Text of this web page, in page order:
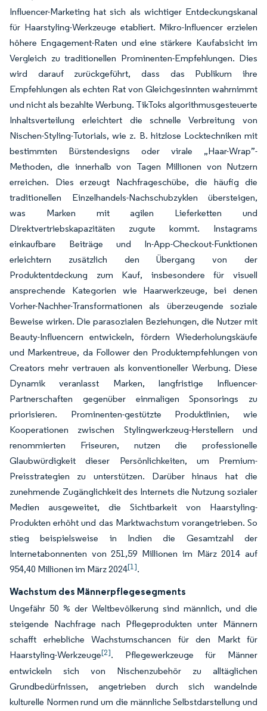
Influencer-Marketing hat sich als wichtiger Entdeckungskanal
für Haarstyling-Werkzeuge etabliert. Mikro-Influencer erzielen
höhere Engagement-Raten und eine stärkere Kaufabsicht im
Vergleich zu traditionellen Prominenten-Empfehlungen. Dies
wird darauf zurückgeführt, dass das Publikum ihre
Empfehlungen als echten Rat von Gleichgesinnten wahrnimmt
und nicht als bezahlte Werbung. TikToks algorithmusgesteuerte
Inhaltsverteilung erleichtert die schnelle Verbreitung von
Nischen-Styling-Tutorials, wie z. B. hitzlose Locktechniken mit
bestimmten Bürstendesigns oder virale „Haar-Wrap”-
Methoden, die innerhalb von Tagen Millionen von Nutzern
erreichen. Dies erzeugt Nachfrageschübe, die häufig die
traditionellen Einzelhandels-Nachschubzyklen übersteigen,
was Marken mit agilen Lieferketten und
Direktvertriebskapazitäten zugute kommt. Instagrams
einkaufbare Beiträge und In-App-Checkout-Funktionen
erleichtern zusätzlich den Übergang von der
Produktentdeckung zum Kauf, insbesondere für visuell
ansprechende Kategorien wie Haarwerkzeuge, bei denen
Vorher-Nachher-Transformationen als überzeugende soziale
Beweise wirken. Die parasozialen Beziehungen, die Nutzer mit
Beauty-Influencern entwickeln, fördern Wiederholungskäufe
und Markentreue, da Follower den Produktempfehlungen von
Creators mehr vertrauen als konventioneller Werbung. Diese
Dynamik veranlasst Marken, langfristige Influencer-
Partnerschaften gegenüber einmaligen Sponsorings zu
priorisieren. Prominenten-gestützte Produktlinien, wie
Kooperationen zwischen Stylingwerkzeug-Herstellern und
renommierten Friseuren, nutzen die professionelle
Glaubwürdigkeit dieser Persönlichkeiten, um Premium-
Preisstrategien zu unterstützen. Darüber hinaus hat die
zunehmende Zugänglichkeit des Internets die Nutzung sozialer
Medien ausgeweitet, die Sichtbarkeit von Haarstyling-
Produkten erhöht und das Marktwachstum vorangetrieben. So
stieg beispielsweise in Indien die Gesamtzahl der
Internetabonnenten von 251,59 Millionen im März 2014 auf
954,40 Millionen im März 2024[1].
Wachstum des Männerpflegesegments
Ungefähr 50 % der Weltbevölkerung sind männlich, und die
steigende Nachfrage nach Pflegeprodukten unter Männern
schafft erhebliche Wachstumschancen für den Markt für
Haarstyling-Werkzeuge[2]. Pflegewerkzeuge für Männer
entwickeln sich von Nischenzubehör zu alltäglichen
Grundbedürfnissen, angetrieben durch sich wandelnde
kulturelle Normen rund um die männliche Selbstdarstellung und